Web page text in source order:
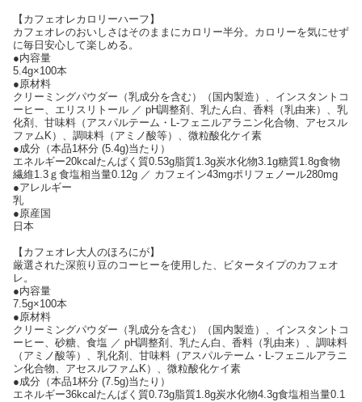
【カフェオレカロリーハーフ】
カフェオレのおいしさはそのままにカロリー半分。カロリーを気にせず
に毎日安心して楽しめる。
●内容量
5.4g×100本
●原材料
クリーミングパウダー（乳成分を含む）（国内製造）、インスタントコ
ーヒー、エリスリトール ／ pH調整剤、乳たん白、香料（乳由来）、乳
化剤、甘味料（アスパルテーム・L-フェニルアラニン化合物、アセスル
ファムK）、調味料（アミノ酸等）、微粒酸化ケイ素
●成分（本品1杯分 (5.4g)当たり）
エネルギー20kcalたんぱく質0.53g脂質1.3g炭水化物3.1g糖質1.8g食物
繊維1.3ｇ食塩相当量0.12g ／ カフェイン43mgポリフェノール280mg
●アレルギー
乳
●原産国
日本
【カフェオレ大人のほろにが】
厳選された深煎り豆のコーヒーを使用した、ビタータイプのカフェオ
レ。
●内容量
7.5g×100本
●原材料
クリーミングパウダー（乳成分を含む）（国内製造）、インスタントコ
ーヒー、砂糖、食塩 ／ pH調整剤、乳たん白、香料（乳由来）、調味料
（アミノ酸等）、乳化剤、甘味料（アスパルテーム・L-フェニルアラニ
ン化合物、アセスルファムK）、微粒酸化ケイ素
●成分（本品1杯分 (7.5g)当たり）
エネルギー36kcalたんぱく質0.73g脂質1.8g炭水化物4.3g食塩相当量0.1